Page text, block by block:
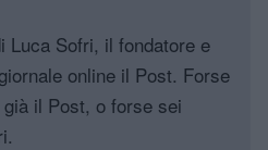
Luca Sofri, il fondatore e
online il Post. Forse
il Post, o forse sei